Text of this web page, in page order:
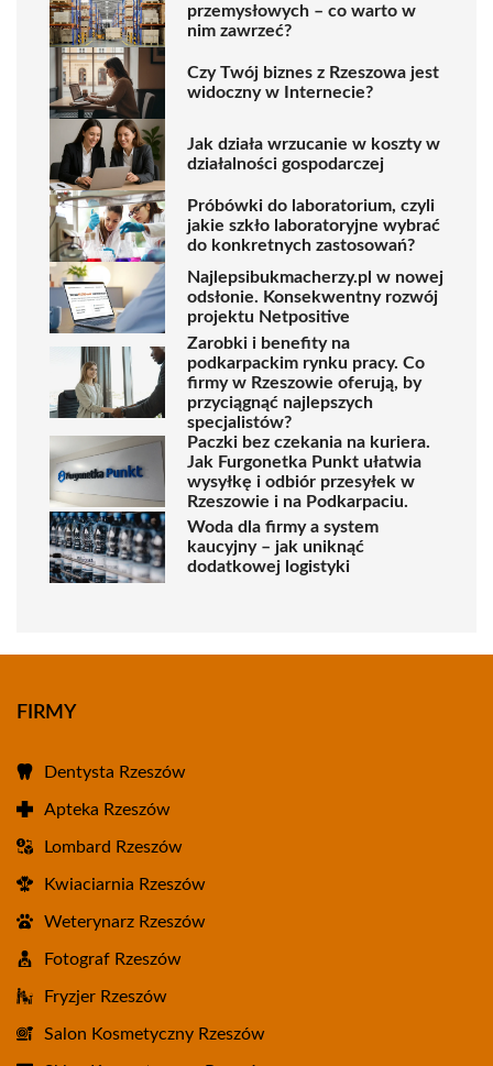
przemysłowych – co warto w
nim zawrzeć?
Czy Twój biznes z Rzeszowa jest
widoczny w Internecie?
Jak działa wrzucanie w koszty w
działalności gospodarczej
Próbówki do laboratorium, czyli
jakie szkło laboratoryjne wybrać
do konkretnych zastosowań?
Najlepsibukmacherzy.pl w nowej
odsłonie. Konsekwentny rozwój
projektu Netpositive
Zarobki i benefity na
podkarpackim rynku pracy. Co
firmy w Rzeszowie oferują, by
przyciągnąć najlepszych
specjalistów?
Paczki bez czekania na kuriera.
Jak Furgonetka Punkt ułatwia
wysyłkę i odbiór przesyłek w
Rzeszowie i na Podkarpaciu.
Woda dla firmy a system
kaucyjny – jak uniknąć
dodatkowej logistyki
FIRMY
Dentysta Rzeszów
Apteka Rzeszów
Lombard Rzeszów
Kwiaciarnia Rzeszów
Weterynarz Rzeszów
Fotograf Rzeszów
Fryzjer Rzeszów
Salon Kosmetyczny Rzeszów